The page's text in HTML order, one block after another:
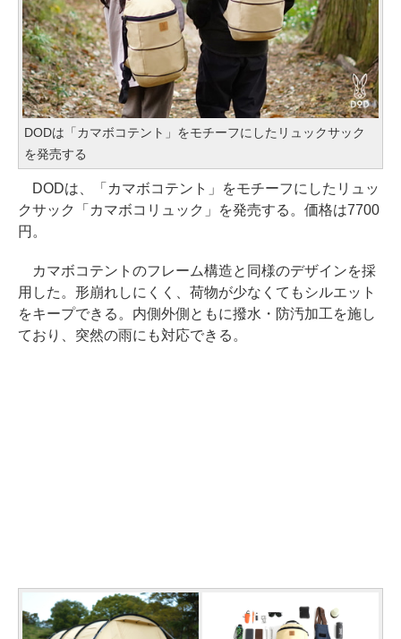
DODは「カマボコテント」をモチーフにしたリュックサック
を発売する
DODは、「カマボコテント」をモチーフにしたリュッ
クサック「カマボコリュック」を発売する。価格は7700
円。
カマボコテントのフレーム構造と同様のデザインを採
用した。形崩れしにくく、荷物が少なくてもシルエット
をキープできる。内側外側ともに撥水・防汚加工を施し
ており、突然の雨にも対応できる。